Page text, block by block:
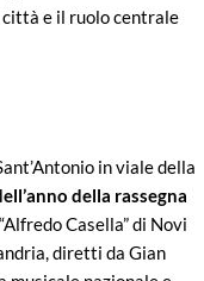
e il ruolo centrale
in viale della
della rassegna
Casella” di Novi
diretti da Gian